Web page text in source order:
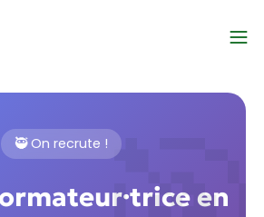
🥷 On recrute !
en